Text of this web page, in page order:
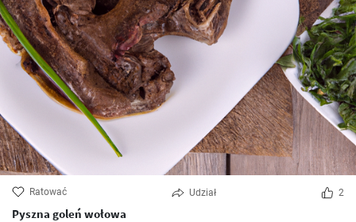
Ratować Udział 2
Pyszna goleń wołowa